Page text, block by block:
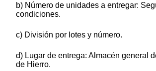
b) Número de unidades a entregar:
condiciones.
c) División por lotes y número.
d) Lugar de entrega: Almacén general
de Hierro.